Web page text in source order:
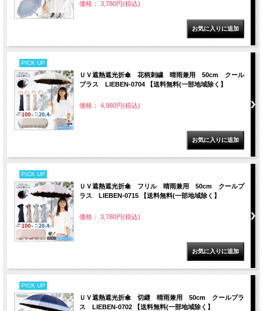
価格： 3,780円(税込)
PICK UP
ＵＶ遮熱遮光折傘 花柄刺繍 晴雨兼用 50cm クール
プラス LIEBEN-0704 【送料無料(一部地域除く】
価格： 4,980円(税込)
PICK UP
ＵＶ遮熱遮光折傘 フリル 晴雨兼用 50cm クールプ
ラス LIEBEN-0715 【送料無料(一部地域除く】
価格： 3,780円(税込)
PICK UP
ＵＶ遮熱遮光折傘 切継 晴雨兼用 50cm クールプラ
ス LIEBEN-0702 【送料無料(一部地域除く】